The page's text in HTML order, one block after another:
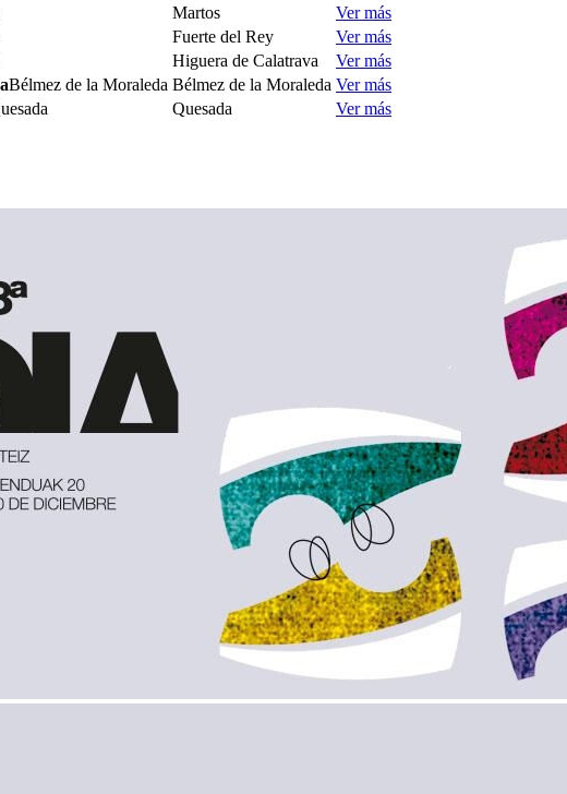
Martos
Ver más
Fuerte del Rey
Ver más
Higuera de Calatrava
Ver más
Bélmez de la Moraleda Bélmez de la Moraleda Ver más
Quesada
Ver más